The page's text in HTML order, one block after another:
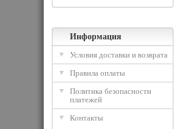
Информация
Условия доставки и возврата
Правила оплаты
Политика безопасности
платежей
Контакты